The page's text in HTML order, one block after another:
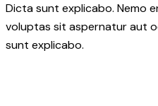
Dicta sunt explicabo. Nemo
voluptas sit aspernatur aut
sunt explicabo.